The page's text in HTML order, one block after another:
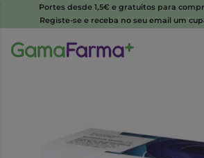
Portes desde 1,5€ e gratuitos para
Registe-se e receba no seu email um